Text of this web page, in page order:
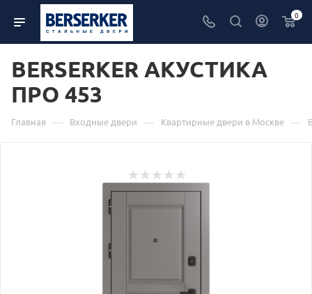
0
BERSERKER АКУСТИКА
ПРО 453
Главная — Входные двери — Квартирные двери в Москве —